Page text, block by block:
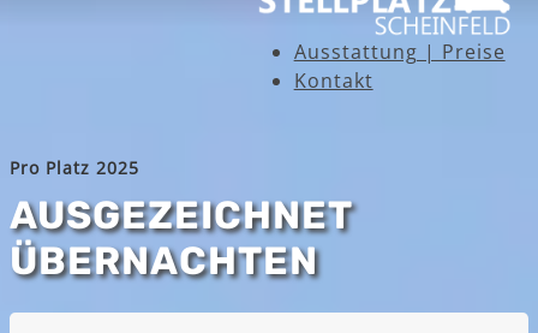
Ausstattung | Preise
Kontakt
Pro Platz 2025
AUSGEZEICHNET
ÜBERNACHTEN